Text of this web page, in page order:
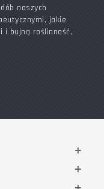
naszych
jakie
i bujną roślinność,